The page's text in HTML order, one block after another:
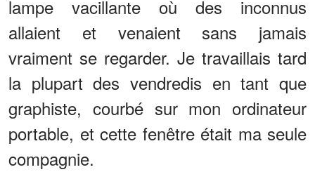
lampe vacillante où des inconnus
allaient et venaient sans jamais
vraiment se regarder. Je travaillais tard
la plupart des vendredis en tant que
graphiste, courbé sur mon ordinateur
portable, et cette fenêtre était ma seule
compagnie.